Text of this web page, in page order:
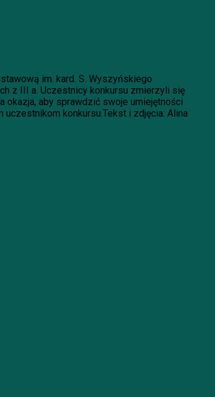
im. kard. S. Wyszyńskiego
z III a. Uczestnicy konkursu zmierzyli się
okazja, aby sprawdzić swoje umiejętności
konkursu.Tekst i zdjęcia: Alina